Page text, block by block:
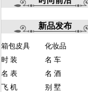
新品发布
箱包皮具 化妆品
时 装
名 车
名 表
名 酒
飞 机
别 墅